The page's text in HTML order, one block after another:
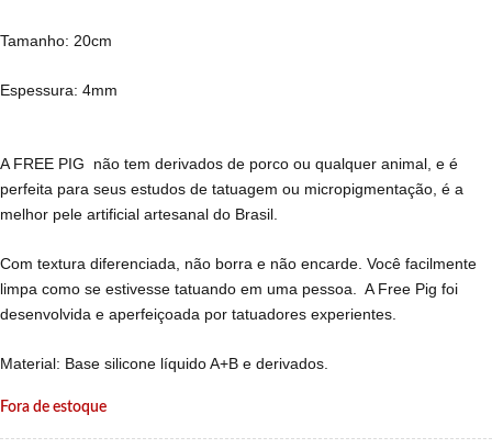
Tamanho: 20cm
Espessura: 4mm
A FREE PIG não tem derivados de porco ou qualquer animal, e é
perfeita para seus estudos de tatuagem ou micropigmentação, é a
melhor pele artificial artesanal do Brasil.
Com textura diferenciada, não borra e não encarde. Você facilmente
limpa como se estivesse tatuando em uma pessoa. A Free Pig foi
desenvolvida e aperfeiçoada por tatuadores experientes.
Material: Base silicone líquido A+B e derivados.
Fora de estoque